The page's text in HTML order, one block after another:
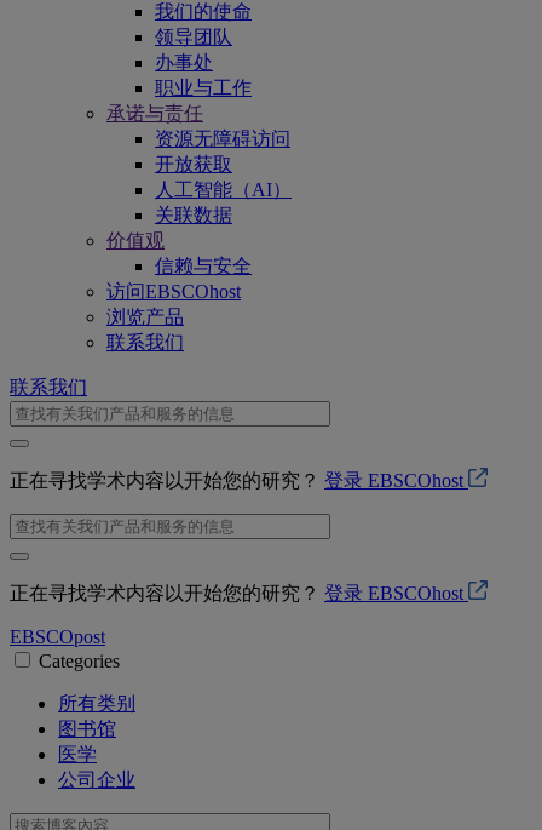
我们的使命
领导团队
办事处
职业与工作
承诺与责任
资源无障碍访问
开放获取
人工智能（AI）
关联数据
价值观
信赖与安全
访问EBSCOhost
浏览产品
联系我们
联系我们
正在寻找学术内容以开始您的研究？ 登录 EBSCOhost
正在寻找学术内容以开始您的研究？ 登录 EBSCOhost
EBSCOpost
Categories
所有类别
图书馆
医学
公司企业